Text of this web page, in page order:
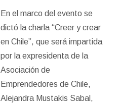
En el marco del evento se
dictó la charla “Creer y crear
en Chile”, que será impartida
por la expresidenta de la
Asociación de
Emprendedores de Chile,
Alejandra Mustakis Sabal,